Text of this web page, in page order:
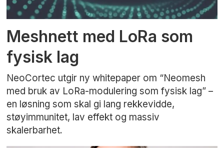
Meshnett med LoRa som
fysisk lag
NeoCortec utgir ny whitepaper om “Neomesh
med bruk av LoRa-modulering som fysisk lag” –
en løsning som skal gi lang rekkevidde,
støyimmunitet, lav effekt og massiv
skalerbarhet.